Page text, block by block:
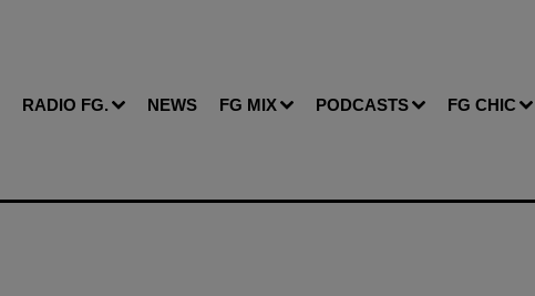
RADIO FG. NEWS FG MIX PODCASTS FG CHIC